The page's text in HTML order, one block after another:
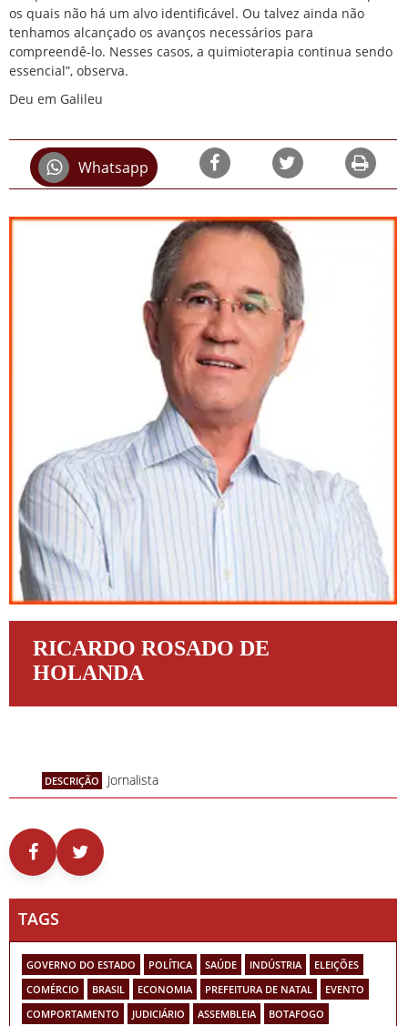
os quais não há um alvo identificável. Ou talvez ainda não
tenhamos alcançado os avanços necessários para
compreendê-lo. Nesses casos, a quimioterapia continua sendo
essencial”, observa.
Deu em Galileu
Whatsapp
RICARDO ROSADO DE
HOLANDA
DESCRIÇÃO Jornalista
TAGS
GOVERNO DO ESTADO POLÍTICA SAÚDE INDÚSTRIA
ELEIÇÕES
COMÉRCIO
BRASIL ECONOMIA PREFEITURA DE NATAL
EVENTO
COMPORTAMENTO
JUDICIÁRIO ASSEMBLEIA
BOTAFOGO